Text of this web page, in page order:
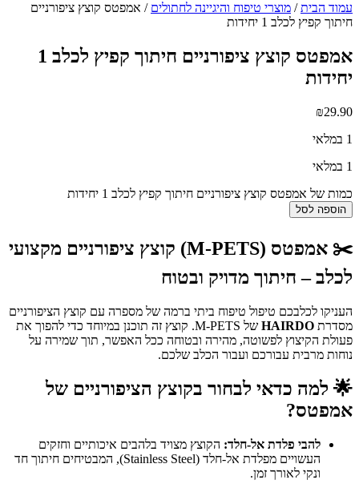
עמוד הבית/ מוצרי טיפוח והיגיינה לחתולים / אמפטס קוצץ ציפורניים
חיתוך קפיץ לכלב 1 יחידות
אמפטס קוצץ ציפורניים חיתוך קפיץ לכלב 1
יחידות
₪29.90
1 במלאי
1 במלאי
כמות של אמפטס קוצץ ציפורניים חיתוך קפיץ לכלב 1 יחידות
הוספה לסל
✂️
אמפטס (M-PETS) קוצץ ציפורניים מקצועי
לכלב – חיתוך מדויק ובטוח
העניקו לכלבכם טיפול טיפוח ביתי ברמה של מספרה עם קוצץ הציפורניים
מסדרת HAIRDO
של M-PETS. קוצץ זה תוכנן במיוחד כדי להפוך את
פעולת הקיצוץ לפשוטה, מהירה ובטוחה ככל האפשר, תוך שמירה על
נוחות מרבית עבורכם ועבור הכלב שלכם.
🌟 למה כדאי לבחור בקוצץ הציפורניים של
אמפטס?
להבי פלדת אל-חלד: הקוצץ מצויד בלהבים איכותיים וחזקים
העשויים מפלדת אל-חלד (Stainless Steel), המבטיחים חיתוך חד
ונקי לאורך זמן.